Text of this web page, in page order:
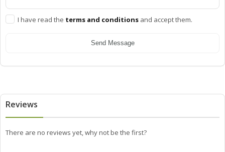
I have read the terms and conditions and accept them.
Send Message
Reviews
There are no reviews yet, why not be the first?